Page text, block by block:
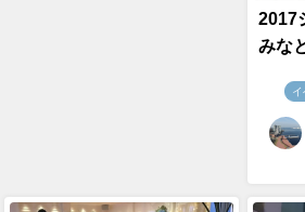
2017
みな
イ